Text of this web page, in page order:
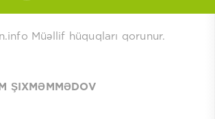
Müəllif hüquqları qorunur.
ŞIXMƏMMƏDOV